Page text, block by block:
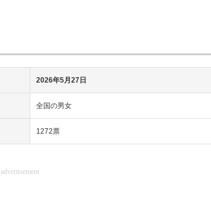
2026年5月27日
全国の男女
1272票
advertisement